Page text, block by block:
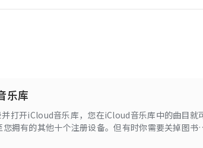
乐库
打开iCloud音乐库，您在iCloud音乐库中的曲目就
拥有的其他十个注册设备。但有时你需要关掉图书